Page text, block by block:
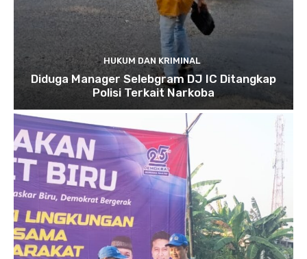
HUKUM DAN KRIMINAL
Diduga Manager Selebgram DJ IC Ditangkap
Polisi Terkait Narkoba